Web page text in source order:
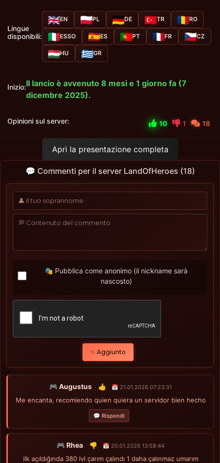
Lingue
disponibili:
EN PL DE TR RO
ESSO ES PT FR CZ
HU GR
Inizio:Il lancio è avvenuto 8 mesi e 1 giorno fa (7
dicembre 2025).
Opinioni sul server: 10 1 18
Apri la presentazione completa
💬 Commenti per il server LandOfHeroes (18)
🎭 Pubblica come anonimo (il nickname sarà
nascosto)
✨ Aggiunto
🎮 Augustus 👍 📅 21.01.2026 07:23:31
Me encanta, recomiendo quien quiera un servidor bien hecho
💬 Rispondi
🎮 Rhea 👎 📅 20.01.2026 13:58:44
ilk açıldığında 380 lvl çarım çalındı ​​1 daha çalınmaz umarım